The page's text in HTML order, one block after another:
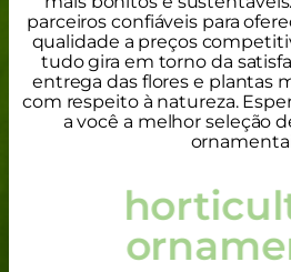
parceiros confiáveis para
qualidade a preços
tudo gira em torno da
entrega das flores e plantas
com respeito à natureza.
a você a melhor seleção